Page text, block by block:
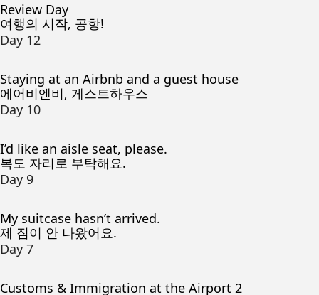
Review Day
여행의 시작, 공항!
Day 12
Staying at an Airbnb and a guest house
에어비엔비, 게스트하우스
Day 10
I’d like an aisle seat, please.
복도 자리로 부탁해요.
Day 9
My suitcase hasn’t arrived.
제 짐이 안 나왔어요.
Day 7
Customs & Immigration at the Airport 2